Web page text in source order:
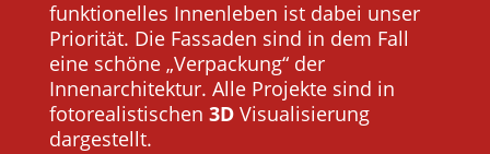
funktionelles Innenleben ist dabei unser
Priorität. Die Fassaden sind in dem Fall
eine schöne „Verpackung“ der
Innenarchitektur. Alle Projekte sind in
fotorealistischen 3DVisualisierung
dargestellt.